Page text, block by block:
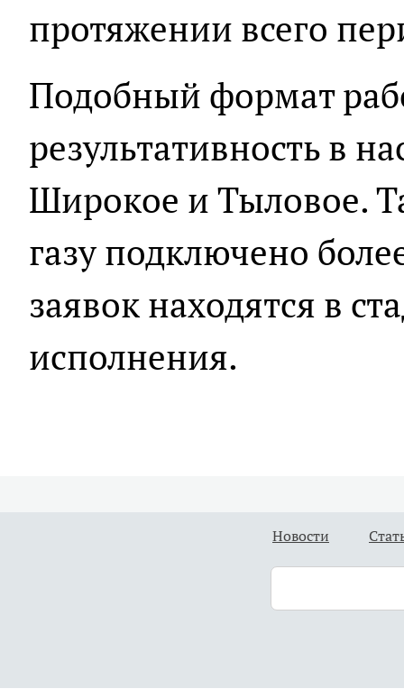
протяжении всего
Подобный формат
результативность в
Широкое и Тыловое.
газу подключено
заявок находятся в
исполнения.
Новости